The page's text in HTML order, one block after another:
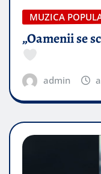
MUZICA
„Oamenii se
admin